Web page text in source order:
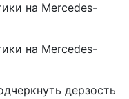
на Mercedes-
на Mercedes-
дерзость